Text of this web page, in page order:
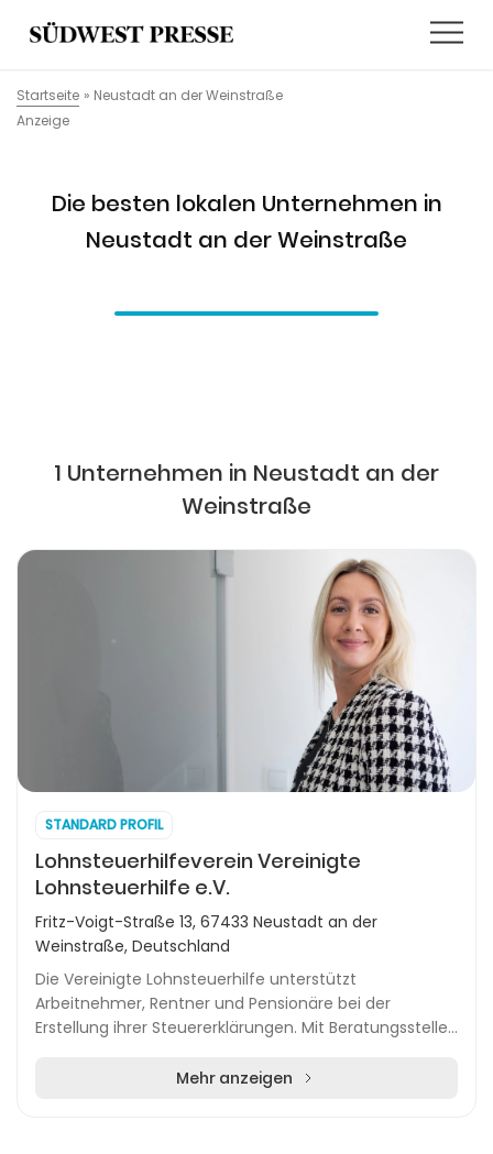
Startseite » Neustadt an der Weinstraße
Anzeige
Die besten lokalen Unternehmen in
Neustadt an der Weinstraße
1 Unternehmen in Neustadt an der
Weinstraße
STANDARD PROFIL
Lohnsteuerhilfeverein Vereinigte
Lohnsteuerhilfe e.V.
Fritz-Voigt-Straße 13, 67433 Neustadt an der
Weinstraße, Deutschland
Die Vereinigte Lohnsteuerhilfe unterstützt
Arbeitnehmer, Rentner und Pensionäre bei der
Erstellung ihrer Steuererklärungen. Mit Beratungsstellen
Mehr anzeigen